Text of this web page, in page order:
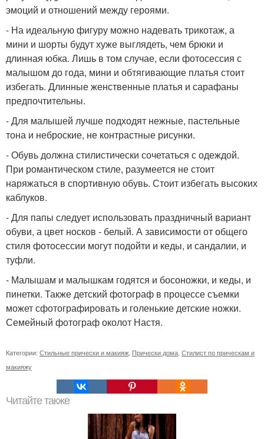
эмоций и отношений между героями.
- На идеальную фигуру можно надевать трикотаж, а
мини и шорты будут хуже выглядеть, чем брюки и
длинная юбка. Лишь в том случае, если фотосессия с
малышом до года, мини и обтягивающие платья стоит
избегать. Длинные женственные платья и сарафаны
предпочтительны.
- Для малышей лучше подходят нежные, пастельные
тона и неброские, не контрастные рисунки.
- Обувь должна стилистически сочетаться с одеждой.
При романтическом стиле, разумеется не стоит
наряжаться в спортивную обувь. Стоит избегать высоких
каблуков.
- Для папы следует использовать праздничный вариант
обуви, а цвет носков - белый. А зависимости от общего
стиля фотосессии могут подойти и кеды, и сандалии, и
туфли.
- Малышам и малышкам годятся и босоножки, и кеды, и
пинетки. Также детский фотограф в процессе съемки
может сфотографировать и голенькие детские ножки.
Семейный фотограф околот Настя.
Категории: Стильные прически и макияж Прически дома Стилист по прическам и
макияжу
Читайте также